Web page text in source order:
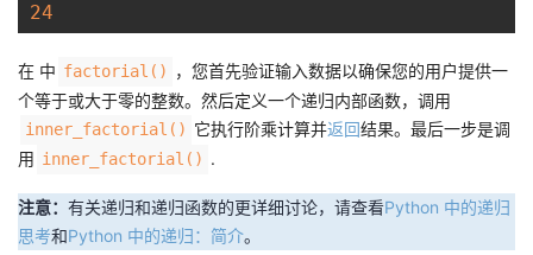
24
在 中 factorial()
，您首先验证输入数据以确保您的用户提供一
个等于或大于零的整数。然后定义一个递归内部函数，调用
inner_factorial() 它执行阶乘计算并返回结果。最后一步是调
用 inner_factorial() .
注意： 有关递归和递归函数的更详细讨论，请查看Python 中的递归
思考和Python 中的递归：简介。